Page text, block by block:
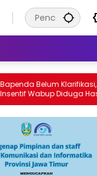
Besaran
Hasil Kompromi